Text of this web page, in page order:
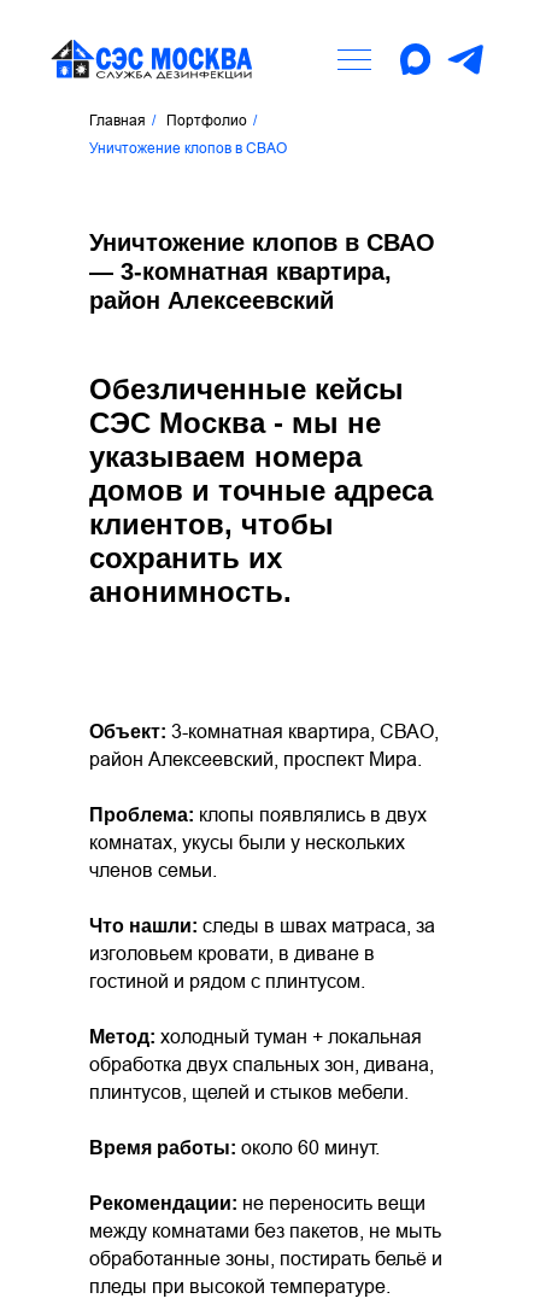
Главная / Портфолио /
Уничтожение клопов в СВАО
Уничтожение клопов в СВАО
— 3-комнатная квартира,
район Алексеевский
Обезличенные кейсы
СЭС Москва - мы не
указываем номера
домов и точные адреса
клиентов, чтобы
сохранить их
анонимность.
Объект: 3-комнатная квартира, СВАО,
район Алексеевский, проспект Мира.
Проблема: клопы появлялись в двух
комнатах, укусы были у нескольких
членов семьи.
Что нашли: следы в швах матраса, за
изголовьем кровати, в диване в
гостиной и рядом с плинтусом.
Метод: холодный туман + локальная
обработка двух спальных зон, дивана,
плинтусов, щелей и стыков мебели.
Время работы: около 60 минут.
Рекомендации: не переносить вещи
между комнатами без пакетов, не мыть
обработанные зоны, постирать бельё и
пледы при высокой температуре.